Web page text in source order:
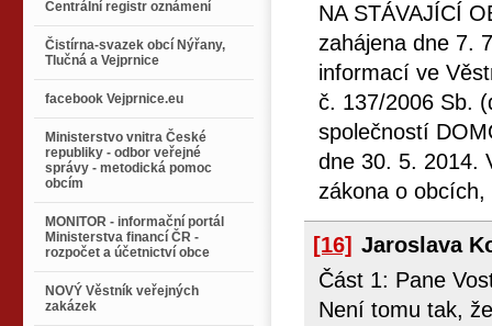
Centrální registr oznámení
Čistírna-svazek obcí Nýřany,
Tlučná a Vejprnice
facebook Vejprnice.eu
Ministerstvo vnitra České
republiky - odbor veřejné
správy - metodická pomoc
obcím
MONITOR - informační portál
Ministerstva financí ČR -
rozpočet a účetnictví obce
NOVÝ Věstník veřejných
zakázek
NA STÁVAJÍCÍ
zahájena dne 7.
informací ve
č. 137/2006 Sb.
společností
dne 30. 5. 2014.
zákona o
[16] Jaroslava
Část 1: Pane
Není tomu tak,